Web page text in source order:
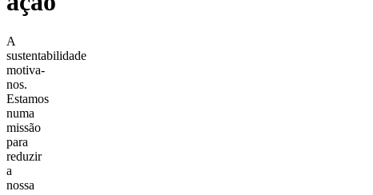
A
sustentabilidade
motiva-
nos.
Estamos
numa
missão
para
reduzir
a
nossa